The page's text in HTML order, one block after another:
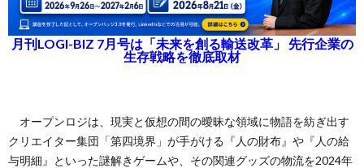
月刊LOGI-BIZ 7月号は「未来を創る輸送改革」 先行企業の
生存戦略を徹底取材
オープンロジは、現実と仮想の間の曖昧な領域に物語を紡ぎ出す
クリエイター集団「第四境界」が手がける『人の財布』や『人の給
与明細』といった謎解きゲームや、その関連グッズの物流を2024年